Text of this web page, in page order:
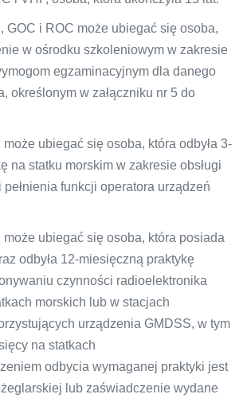
GOC i ROC może ubiegać się osoba,
w ośrodku szkoleniowym w zakresie
egzaminacyjnym dla danego
określonym w załączniku nr 5 do
ubiegać się osoba, która odbyła 3-
na statku morskim w zakresie obsługi
funkcji operatora urządzeń
ubiegać się osoba, która posiada
odbyła 12-miesięczną praktykę
czynności radioelektronika
morskich lub w stacjach
urządzenia GMDSS, w tym
na statkach
odbycia wymaganej praktyki jest
lub zaświadczenie wydane